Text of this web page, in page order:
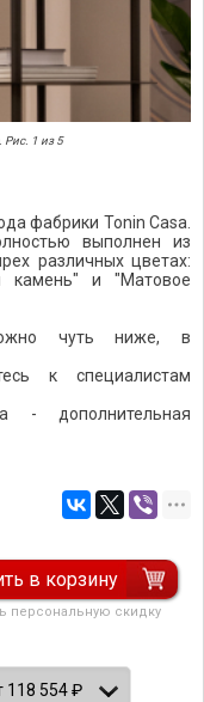
Рис. 1 из 5
фабрики Tonin Casa.
выполнен из
различных цветах:
камень" и "Матовое
чуть ниже, в
к специалистам
- дополнительная
в корзину
персональную скидку